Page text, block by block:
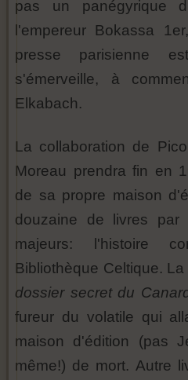
pas un panégyrique
l'empereur Bokassa
presse parisienne
s'émerveille, à
Elkabach.
La collaboration de
Moreau prendra fin en
de sa propre maison
douzaine de livres
majeurs: l'histoire
Bibliothèque Celtique.
dossier secret du
fureur du volatile qui
maison d'édition (pas
même!) de mort. Autre